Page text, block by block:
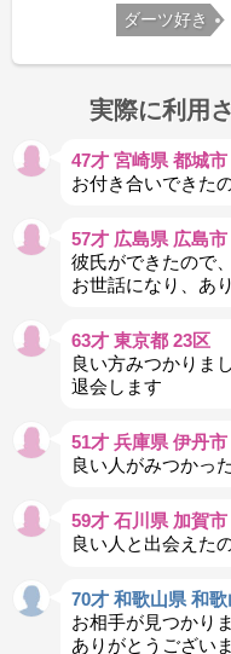
ダーツ好き
実際に利用
47才 宮崎県 都城市
お付き合いできた
57才 広島県 広島市
彼氏ができたので
お世話になり、あ
63才 東京都 23区
良い方みつかりま
退会します
51才 兵庫県 伊丹市
良い人がみつかっ
59才 石川県 加賀市
良い人と出会えた
70才 和歌山県 和歌
お相手が見つかりま
ありがとうございま